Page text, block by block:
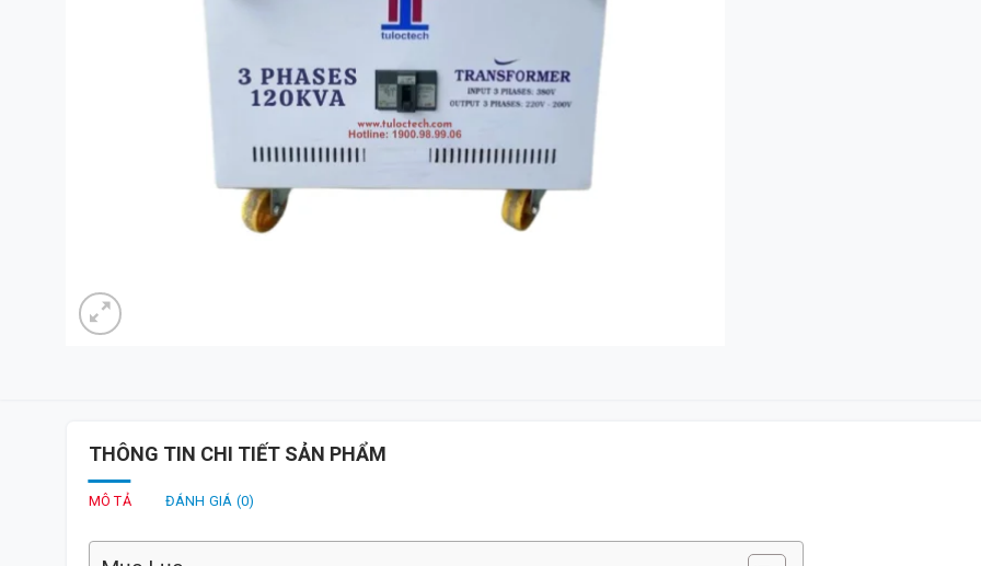
THÔNG TIN CHI TIẾT SẢN PHẨM
MÔ TẢ ĐÁNH GIÁ (0)